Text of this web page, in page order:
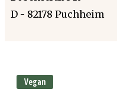
D - 82178 Puchheim
Vegan